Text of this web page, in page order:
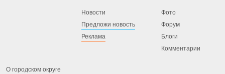
Новости
Предложи новость
Реклама
Фото
Форум
Блоги
Комментарии
О городском округе